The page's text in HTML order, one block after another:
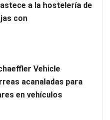
mejoran su motivación,
a la hostelería de
con
Vehicle
acanaladas para
en vehículos